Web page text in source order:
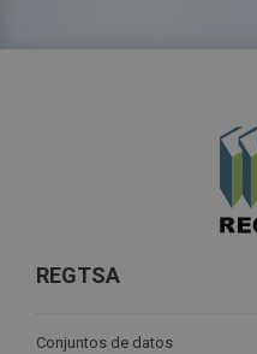
REGTSA
Conjuntos de datos